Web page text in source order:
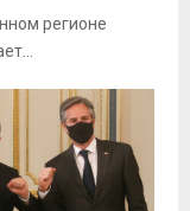
регионе